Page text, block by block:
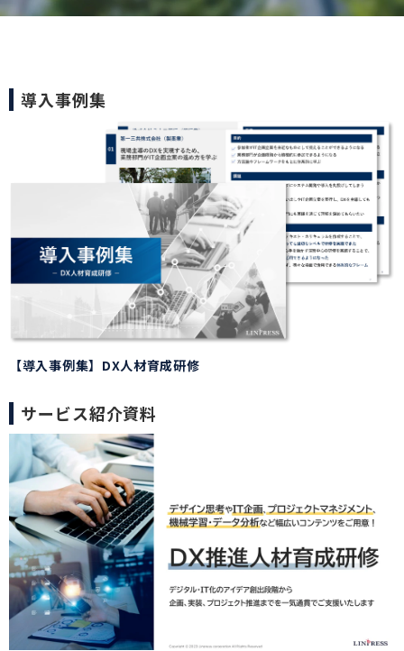
導入事例集
【導入事例集】DX人材育成研修
サービス紹介資料